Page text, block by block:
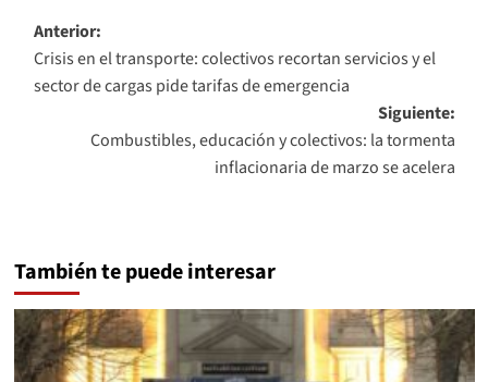
Navegación
de
entradas
Anterior:
Crisis en el transporte: colectivos recortan servicios y el
sector de cargas pide tarifas de emergencia
Siguiente:
Combustibles, educación y colectivos: la tormenta
inflacionaria de marzo se acelera
También te puede interesar